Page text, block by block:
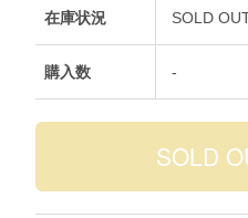
在庫状況 SOLD
購入数 -